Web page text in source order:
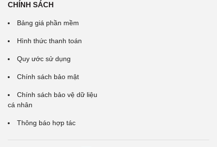
CHÍNH SÁCH
Bảng giá phần mềm
Hình thức thanh toán
Quy ước sử dụng
Chính sách bảo mật
Chính sách bảo vệ dữ liệu
cá nhân
Thông báo hợp tác